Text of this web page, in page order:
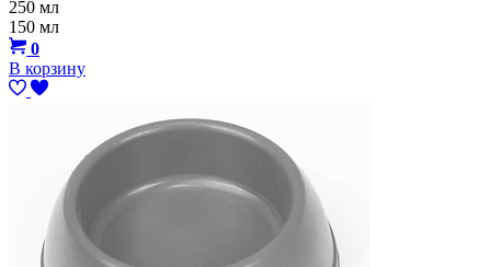
250 мл
150 мл
0
В корзину